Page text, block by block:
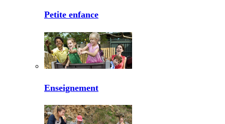
Petite enfance
Enseignement